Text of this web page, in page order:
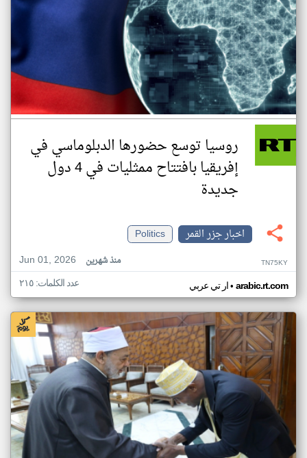
روسيا توسع حضورها الدبلوماسي في
إفريقيا بافتتاح ممثليات في 4 دول
جديدة
اخبار جزر القمر
Politics
Jun 01, 2026
منذ شهرين TN75KY
ار تي عربي• arabic.rt.com عدد الكلمات: ٢١٥